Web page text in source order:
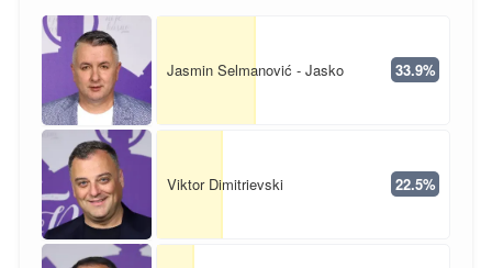
Jasmin Selmanović - Jasko 33.9%
Viktor Dimitrievski 22.5%